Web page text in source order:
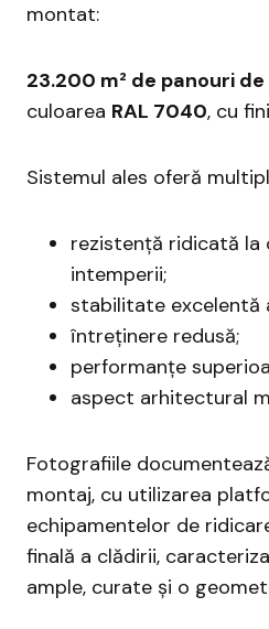
montat:
23.200 m² de panouri
culoarea RAL 7040, cu
Sistemul ales oferă
rezistență ridicată la
intemperii;
stabilitate excelentă
întreținere redusă;
performanțe
aspect arhitectural
Fotografiile
montaj, cu utilizarea
echipamentelor de
finală a clădirii,
ample, curate și o